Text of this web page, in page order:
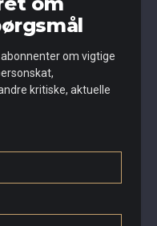
om vigtige
kritiske, aktuelle